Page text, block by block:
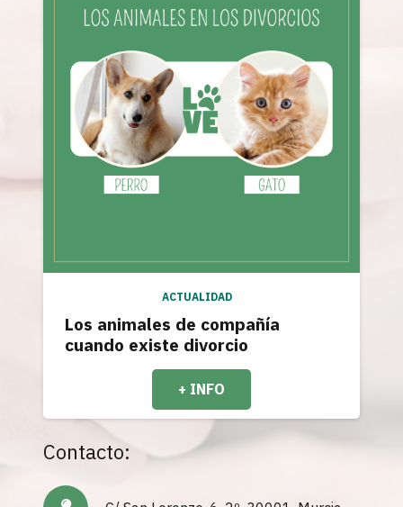
ACTUALIDAD
Los animales de compañía
cuando existe divorcio
+ INFO
Contacto: